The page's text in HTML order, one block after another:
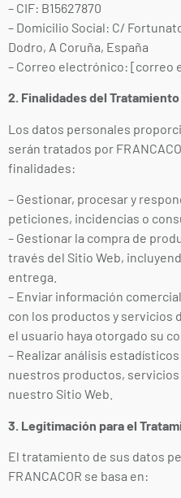
– CIF: B15627870
– Domicilio Social: C/
Dodro, A Coruña, España
– Correo electrónico: [correo
2. Finalidades del
Los datos personales
serán tratados por
finalidades:
– Gestionar, procesar y
peticiones, incidencias o
– Gestionar la compra de
través del Sitio Web,
entrega.
– Enviar información
con los productos y servicios
el usuario haya otorgado su
– Realizar análisis
nuestros productos,
nuestro Sitio Web.
3. Legitimación para el
El tratamiento de sus datos
FRANCACOR se basa en: